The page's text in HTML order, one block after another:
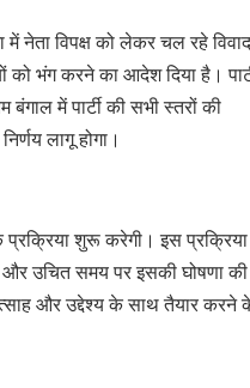
में नेता विपक्ष को लेकर चल रहे
भंग करने का आदेश दिया है। पार्टी
में पार्टी की सभी स्तरों की
लागू होगा।
प्रक्रिया शुरू करेगी। इस
उचित समय पर इसकी घोषणा की
और उद्देश्य के साथ तैयार करने